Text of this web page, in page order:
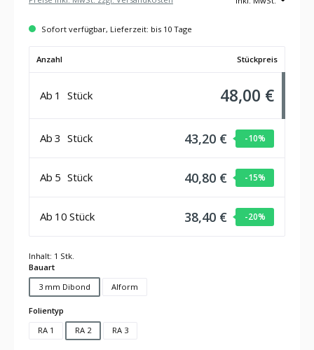
Sofort verfügbar, Lieferzeit: bis 10 Tage
Anzahl Stückpreis
Ab 1 Stück 48,00 €
Ab 3 Stück 43,20 € -10%
Ab 5 Stück 40,80 € -15%
Ab 10 Stück 38,40 € -20%
Inhalt: 1 Stk.
Bauartauswählen
3 mm Dibond
Alform
Folientyp
RA 1
RA 2 RA 3